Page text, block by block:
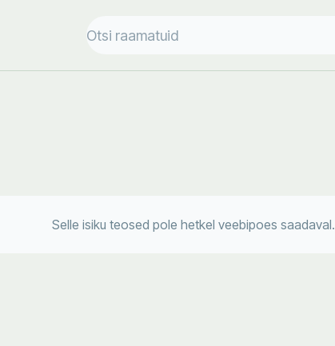
Selle isiku teosed pole hetkel veebipoes saadaval.